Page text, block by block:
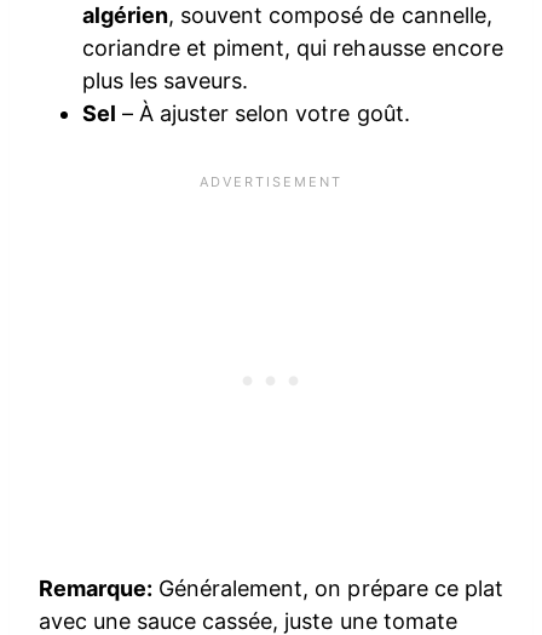
algérien, souvent composé de cannelle,
coriandre et piment, qui rehausse encore
plus les saveurs.
Sel – À ajuster selon votre goût.
Remarque: Généralement, on prépare ce plat
avec une sauce cassée, juste une tomate